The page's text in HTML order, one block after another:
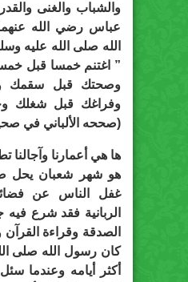
والشباب والغنى
عباس رضي الله
الله صلى الله عليه
” اغتنم خمسا قبل
وصحتك قبل سقمك
وفراغك قبل شغلك
(صححه الألباني في صحيح
ها هي أعمارنا وآجالنا
هو شهر شعبان يحل
غفل الناس عن
الربانية فقد شرع
الصدقة وقراءة
كان رسول الله صلى
أكثر أيامه وعندما